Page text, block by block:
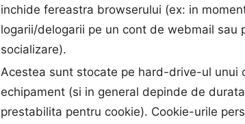
inchide fereastra browserului (ex: in
logarii/delogarii pe un cont de webmail sau
socializare).
Acestea sunt stocate pe hard-drive-ul unui
echipament (si in general depinde de
prestabilita pentru cookie). Cookie-urile